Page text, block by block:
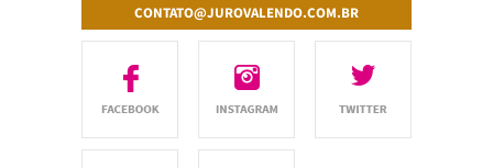
CONTATO@JUROVALENDO.COM.BR